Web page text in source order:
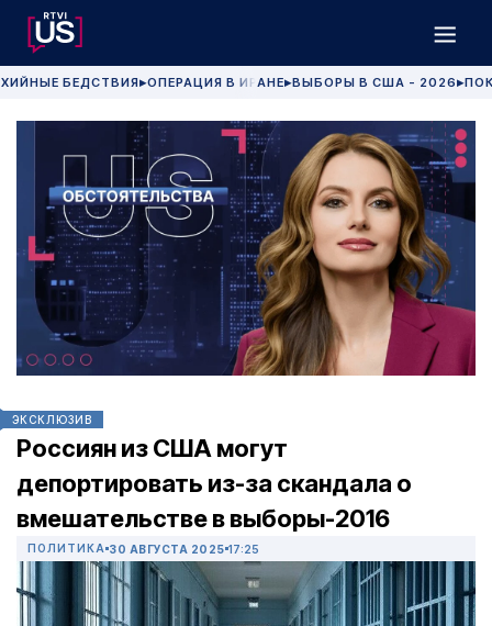
БЕДСТВИЯ▶ОПЕРАЦИЯ В ИРАНЕ▶ВЫБОРЫ В США - 2026 ▶
ЭКСКЛЮЗИВ
Россиян из США могут
депортировать из-за скандала о
вмешательстве в выборы-2016
ПОЛИТИКА 30 АВГУСТА 2025 17:25